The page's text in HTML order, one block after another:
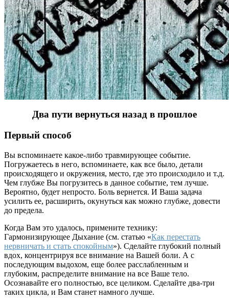
Два пути вернуться назад в прошлое
Первый способ
Вы вспоминаете какое-либо травмирующее событие.
Погружаетесь в него, вспоминаете, как все было, детали
происходящего и окружения, место, где это происходило и т.д.
Чем глубже Вы погрузитесь в данное событие, тем лучше.
Вероятно, будет непросто. Боль вернется. И Ваша задача
усилить ее, расширить, окунуться как можно глубже, довести
до предела.
Когда Вам это удалось, примените технику:
Гармонизирующее Дыхание (см. статью «Как перестать
нервничать и стать спокойным»). Сделайте глубокий полный
вдох, концентрируя все внимание на Вашей боли. А с
последующим выдохом, еще более расслабленным и
глубоким, распределите внимание на все Ваше тело.
Осознавайте его полностью, все целиком. Сделайте два-три
таких цикла, и Вам станет намного лучше.